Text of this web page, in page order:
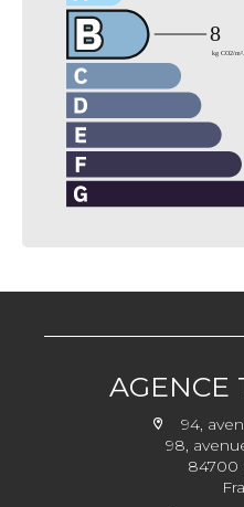
AGENCE
94,
98,
84700